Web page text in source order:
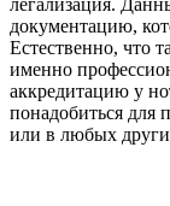
документацию,
Естественно, что
именно
аккредитацию у
понадобиться для
или в любых